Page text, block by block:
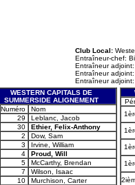
Club Local:
Entraîneur-chef:
Entraîneur
Entraîneur
Entraîneur adjoint:
WESTERN CAPITALS DE
SUMMERSIDE ALIGNEMENT
Numéro
Nom
29
Leblanc, Jacob
30
Ethier, Felix-Anthony
2
Dow, Sam
3
Irvine, William
4
Proud, Will
5
McCarthy, Brendan
7
Wilson, Isaac
10
Murchison, Carter